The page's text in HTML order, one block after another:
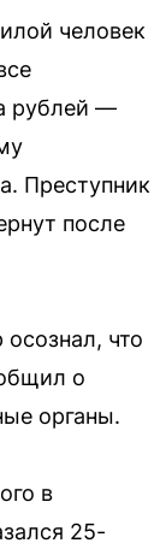
человек
рублей —
Преступник
после
что
о
органы.
в
25-